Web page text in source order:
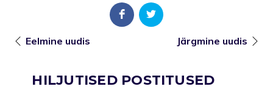
Eelmine uudis Järgmine uudis
HILJUTISED POSTITUSED